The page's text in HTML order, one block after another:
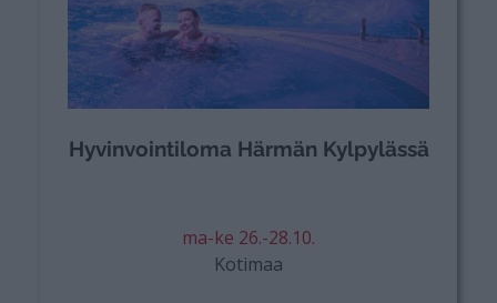
Hyvinvointiloma Härmän Kylpylässä
ma-ke 26.-28.10.
Kotimaa